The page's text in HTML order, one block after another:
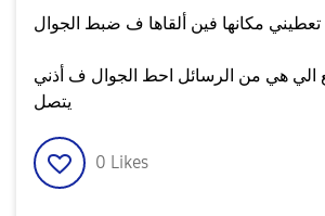
مكانها فين ألقاها ف ضبط الجوال
الي هي من الرسائل احط الجوال ف أذني
يتصل
0 Likes